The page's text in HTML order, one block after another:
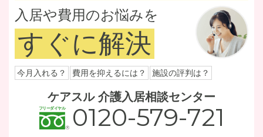
入居や費用のお悩みを
すぐに解決
今月入れる？ 費用を抑えるには？ 施設の評判は？
ケアスル 介護入居相談センター
0120-579-721